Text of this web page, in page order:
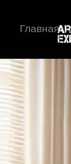
Главная